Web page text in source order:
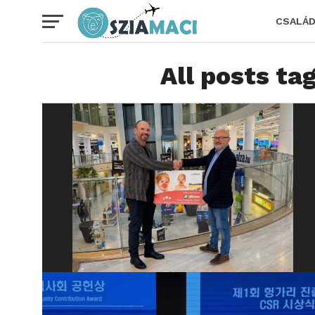
CSALÁD
All posts